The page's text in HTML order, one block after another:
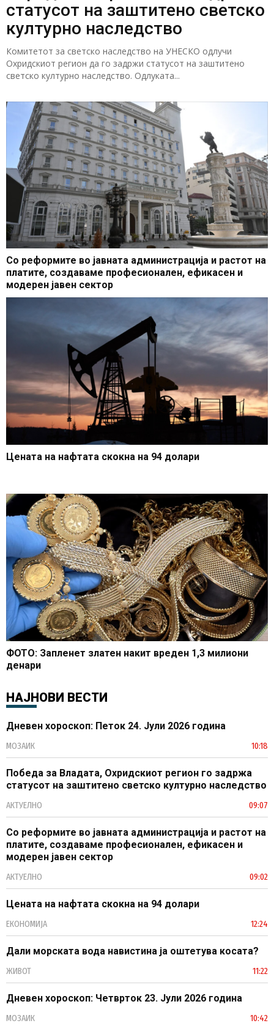
статусот на заштитено светско
културно наследство
Комитетот за светско наследство на УНЕСКО одлучи
Охридскиот регион да го задржи статусот на заштитено
светско културно наследство. Одлуката...
Со реформите во јавната администрација и растот на
платите, создаваме професионален, ефикасен и
модерен јавен сектор
Цената на нафтата скокна на 94 долари
ФОТО: Запленет златен накит вреден 1,3 милиони
денари
НАЈНОВИ ВЕСТИ
Дневен хороскоп: Петок 24. Јули 2026 година
МОЗАИК 10:18
Победа за Владата, Охридскиот регион го задржа
статусот на заштитено светско културно наследство
АКТУЕЛНО 09:07
Со реформите во јавната администрација и растот на
платите, создаваме професионален, ефикасен и
модерен јавен сектор
АКТУЕЛНО 09:02
Цената на нафтата скокна на 94 долари
ЕКОНОМИЈА 12:24
Дали морската вода навистина ја оштетува косата?
ЖИВОТ 11:22
Дневен хороскоп: Четврток 23. Јули 2026 година
МОЗАИК 10:42